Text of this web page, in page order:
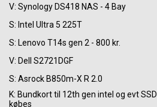
V: Synology DS418 NAS - 4 Bay
S: Intel Ultra 5 225T
S: Lenovo T14s gen 2 - 800 kr.
V: Dell S2721DGF
S: Asrock B850m-X R 2.0
K: Bundkort til 12th gen intel og evt SSD
købes